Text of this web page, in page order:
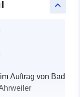
keyboard_arrow_up
Auftrag von Bad